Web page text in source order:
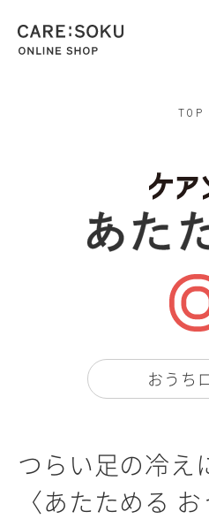
TOP
おうち
つらい足の冷え
〈あたためる